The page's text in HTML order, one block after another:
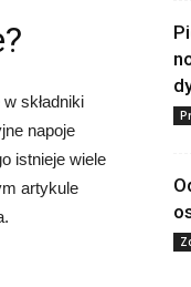
składniki
napoje
istnieje wiele
artykule